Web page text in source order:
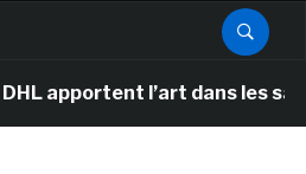
apportent l’art dans les salles